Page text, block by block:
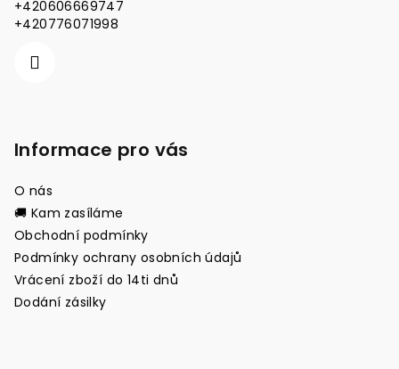
+420606669747
+420776071998
Informace pro vás
O nás
🚚 Kam zasíláme
Obchodní podmínky
Podmínky ochrany osobních údajů
Vrácení zboží do 14ti dnů
Dodání zásilky